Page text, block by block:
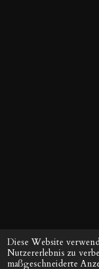
Diese Website
Nutzererlebnis zu
maßgeschneiderte